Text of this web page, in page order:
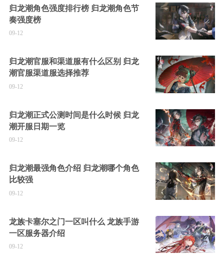
归龙潮角色强度排行榜 归龙潮角色节
奏强度榜
09-12
归龙潮官服和渠道服有什么区别 归龙
潮官服渠道服选择推荐
09-12
归龙潮正式公测时间是什么时候 归龙
潮开服日期一览
09-12
归龙潮最强角色介绍 归龙潮哪个角色
比较强
09-12
龙族卡塞尔之门一区叫什么 龙族手游
一区服务器介绍
09-12